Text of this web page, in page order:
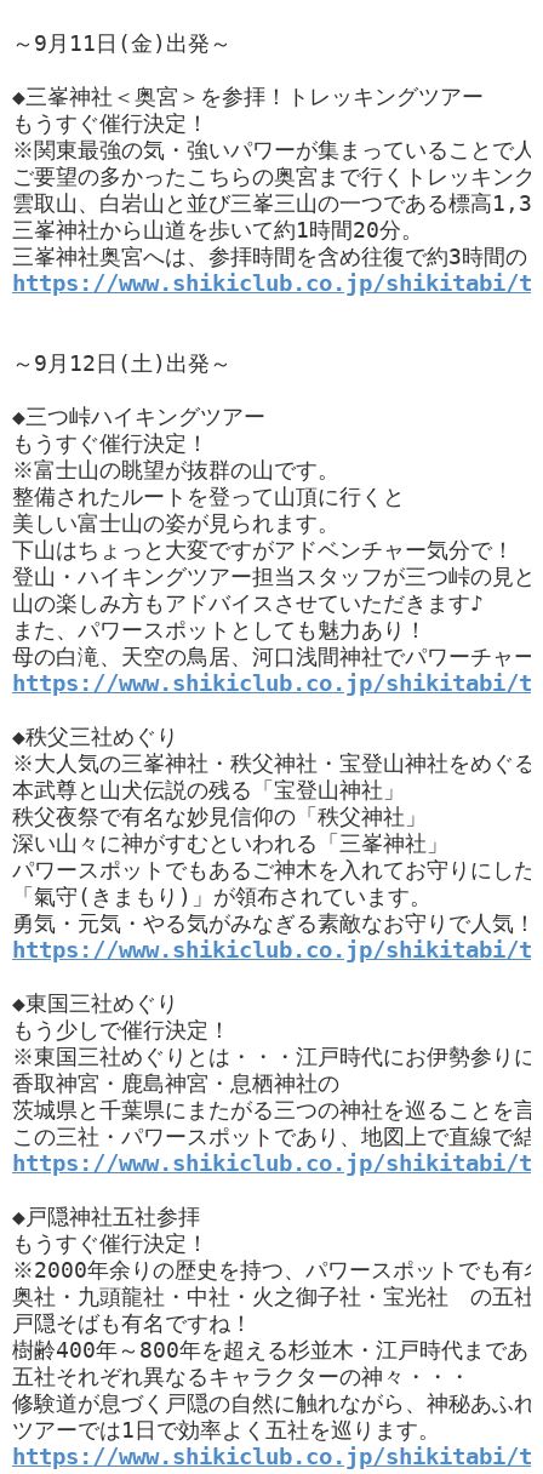
～9月11日(金)出発～
◆三峯神社＜奥宮＞を参拝！トレッキングツアー
もうすぐ催行決定！
※関東最強の気・強いパワーが集まっていることで人
ご要望の多かったこちらの奥宮まで行くトレッキン
雲取山、白岩山と並び三峯三山の一つである標高
三峯神社から山道を歩いて約1時間20分。
https://www.shikiclub.co.jp/shikitabi/
～9月12日(土)出発～
◆三つ峠ハイキングツアー
もうすぐ催行決定！
※富士山の眺望が抜群の山です。
整備されたルートを登って山頂に行くと
美しい富士山の姿が見られます。
下山はちょっと大変ですがアドベンチャー気分で！
登山・ハイキングツアー担当スタッフが三つ峠の見
山の楽しみ方もアドバイスさせていただきます♪
また、パワースポットとしても魅力あり！
https://www.shikiclub.co.jp/shikitabi/
◆秩父三社めぐり
※大人気の三峯神社・秩父神社・宝登山神社をめぐる
本武尊と山犬伝説の残る「宝登山神社」
秩父夜祭で有名な妙見信仰の「秩父神社」
深い山々に神がすむといわれる「三峯神社」
パワースポットでもあるご神木を入れてお守りにした
「氣守(きまもり)」が領布されています。
https://www.shikiclub.co.jp/shikitabi/
◆東国三社めぐり
もう少しで催行決定！
※東国三社めぐりとは・・・江戸時代にお伊勢参り
香取神宮・鹿島神宮・息栖神社の
茨城県と千葉県にまたがる三つの神社を巡ることを言
https://www.shikiclub.co.jp/shikitabi/
◆戸隠神社五社参拝
もうすぐ催行決定！
※2000年余りの歴史を持つ、パワースポットでも有
奥社・九頭龍社・中社・火之御子社・宝光社　の五社
戸隠そばも有名ですね！
樹齢400年～800年を超える杉並木・江戸時代まであ
五社それぞれ異なるキャラクターの神々・・・
修験道が息づく戸隠の自然に触れながら、神秘あふ
https://www.shikiclub.co.jp/shikitabi/